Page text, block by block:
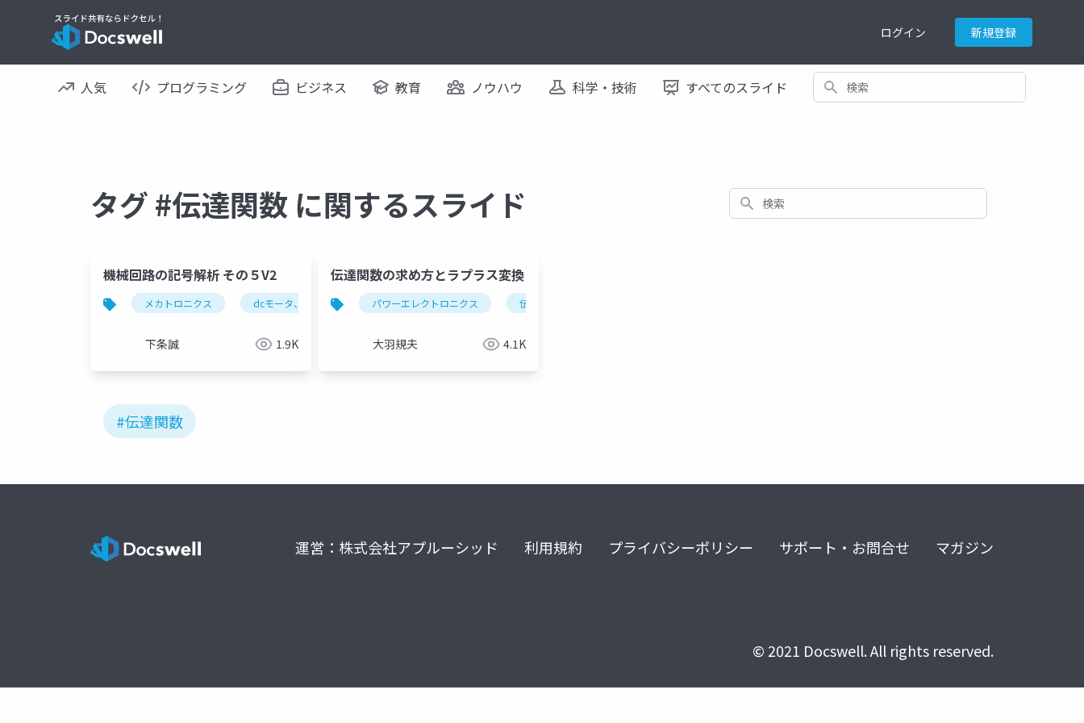
ログイン 新規登録
人気 プログラミング ビジネス 教育 ノウハウ 科学・技術 すべてのスライド 検索
タグ #伝達関数 に関するスライド 検索
機械回路の記号解析 その５V2
メカトロニクス dcモータ、直流モータ、アナロジー、回生ブレーキ、ltspice
下条誠 1.9K
伝達関数の求め方とラプラス変換
パワーエレクトロニクス 伝達関数
大羽規夫 4.1K
#伝達関数
運営：株式会社アプルーシッド 利用規約 プライバシーポリシー サポート・お問合せ マガジン
© 2021 Docswell. All rights reserved.